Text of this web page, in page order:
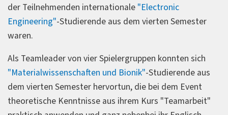
der Teilnehmenden internationale "Electronic
Engineering"-Studierende aus dem vierten Semester
waren.
Als Teamleader von vier Spielergruppen konnten sich
"Materialwissenschaften und Bionik"-Studierende aus
dem vierten Semester hervortun, die bei dem Event
theoretische Kenntnisse aus ihrem Kurs "Teamarbeit"